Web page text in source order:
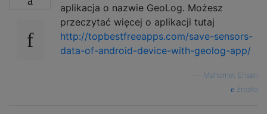
aplikacja o nazwie GeoLog. Możesz
przeczytać więcej o aplikacji tutaj
http://topbestfreeapps.com/save-sensors-
data-of-android-device-with-geolog-app/
Mahomet Ehsan
źródło